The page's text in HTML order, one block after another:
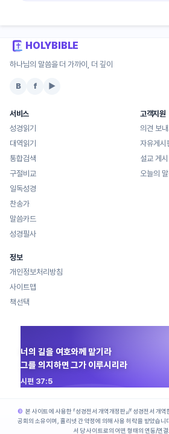
HOLYBIBLE
하나님의 말씀을 더 가까이, 더 깊이
B f ▶
서비스
성경읽기
대역읽기
통합검색
구절비교
일독성경
찬송가
말씀카드
성경필사
고객지원
의견 보내
자유게시
설교 게
오늘의
정보
개인정보처리방침
사이트맵
책선택
너의 길을 여호와께 맡기라
그를 의지하면 그가 이루시리라
시편 37:5
본 사이트에 사용한 「성경전서 개역개정판」/「성경전서 개
공회의 소유이며, 홀리넷 간 약정에 의해 사용 허락을 받았습니
서 당 사이트로의 어떤 형태의 연동/연